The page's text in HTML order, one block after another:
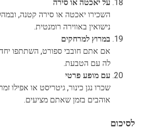
על יאכטה או סירה
השכירו יאכטה או סירה קטנה,
נישואין באווירה רומנטית.
במרוץ למרחקים
אם אתם חובבי ספורט, השתתפו יחד
לה עם הטבעת.
עם מופע פרטי
שכרו נגן כינור, גיטריסט או אפילו
אוהבים בזמן שאתם מציעים.
לסיכום